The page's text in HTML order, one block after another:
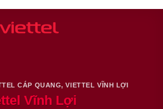
CÁP QUANG,VIETTEL VĨNH LỢI
Vĩnh Lợi